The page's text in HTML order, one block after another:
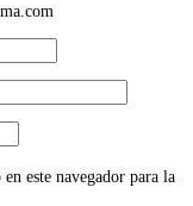
este navegador para la